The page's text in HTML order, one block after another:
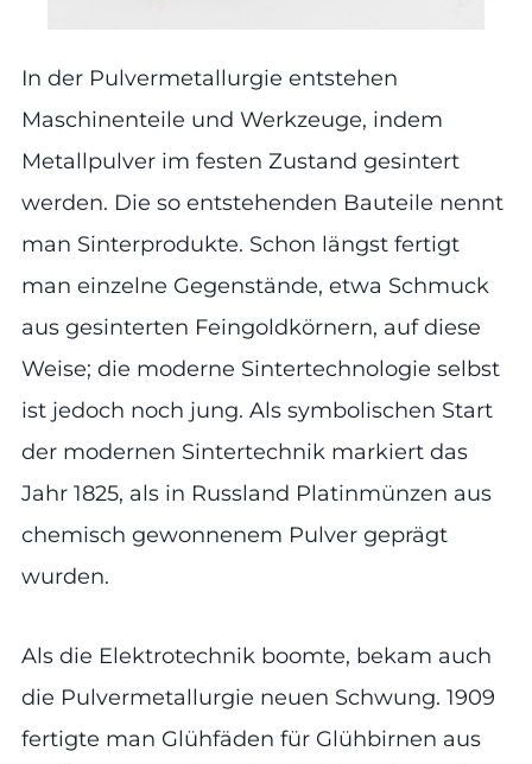
In der Pulvermetallurgie entstehen
Maschinenteile und Werkzeuge, indem
Metallpulver im festen Zustand gesintert
werden. Die so entstehenden Bauteile nennt
man Sinterprodukte. Schon längst fertigt
man einzelne Gegenstände, etwa Schmuck
aus gesinterten Feingoldkörnern, auf diese
Weise; die moderne Sintertechnologie selbst
ist jedoch noch jung. Als symbolischen Start
der modernen Sintertechnik markiert das
Jahr 1825, als in Russland Platinmünzen aus
chemisch gewonnenem Pulver geprägt
wurden.
Als die Elektrotechnik boomte, bekam auch
die Pulvermetallurgie neuen Schwung. 1909
fertigte man Glühfäden für Glühbirnen aus